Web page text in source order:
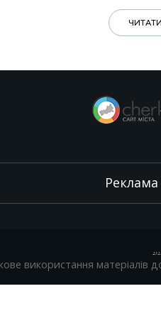
Реклама
.,.
використання матеріалів